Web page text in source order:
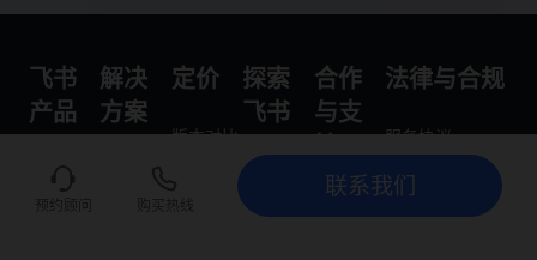
飞书
产品
飞书 aily
多维表格
解决
方案
定价
版本对比
购买咨询
探索
飞书
加入我们
关于飞书
合作
与支
帮助中心
法律与合规
服务协议
隐私政策
平台行为守则
联系我们
预约顾问 购买热线
联系我们